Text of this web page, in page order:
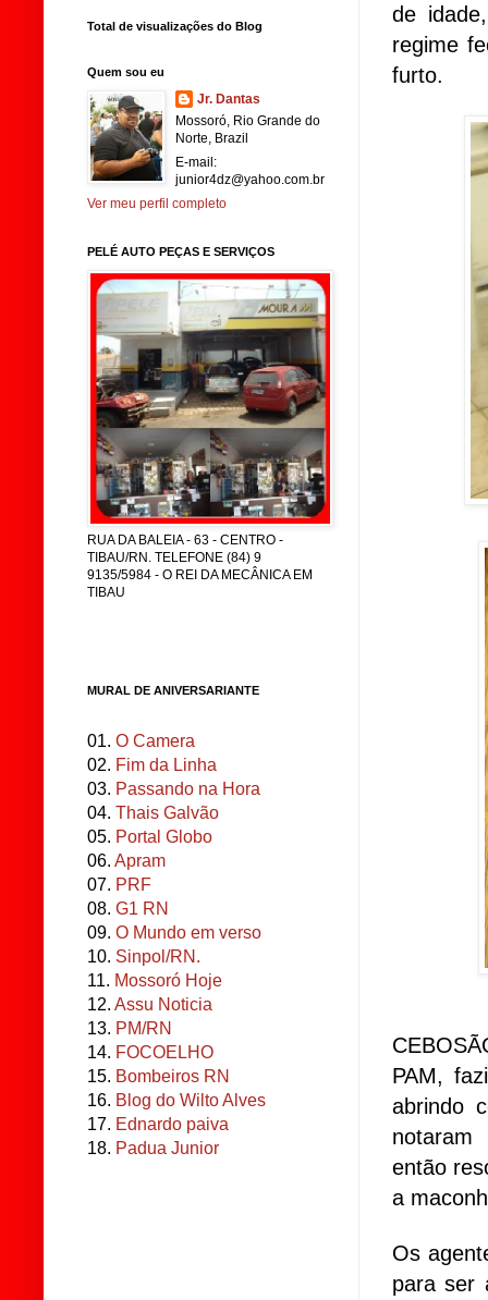
de
regime
furto.
PAM,
abrindo
notaram
então
a
Os
para ser
Total de visualizações do Blog
Quem sou eu
Jr. Dantas
Mossoró, Rio Grande do
Norte, Brazil
E-mail:
junior4dz@yahoo.com.br
Ver meu perfil completo
PELÉ AUTO PEÇAS E SERVIÇOS
RUA DA BALEIA - 63 - CENTRO -
TIBAU/RN. TELEFONE (84) 9
9135/5984 - O REI DA MECÂNICA EM
TIBAU
MURAL DE ANIVERSARIANTE
01. O Camera
02. Fim da Linha
03. Passando na Hora
04. Thais Galvão
05. Portal Globo
06. Apram
07. PRF
08. G1 RN
09. O Mundo em verso
10. Sinpol/RN.
11. Mossoró Hoje
12. Assu Noticia
13. PM/RN
14. FOCOELHO
15. Bombeiros RN
16. Blog do Wilto Alves
17. Ednardo paiva
18. Padua Junior